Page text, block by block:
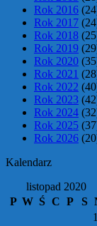
Rok 2016
Rok 2017
Rok 2018
Rok 2019
Rok 2020
Rok 2021
Rok 2022
Rok 2023
Rok 2024
Rok 2025
Rok 2026
Kalendarz
listopad 2020
P W Ś C P S
1